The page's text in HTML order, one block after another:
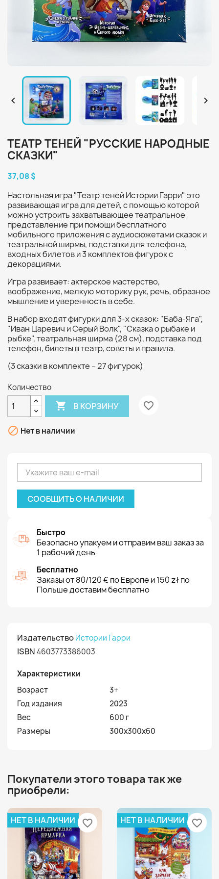
 
ТЕАТР ТЕНЕЙ "РУССКИЕ НАРОДНЫЕ
СКАЗКИ"
37,08 $
Настольная игра "Театр теней Истории Гарри" это
развивающая игра для детей, с помощью которой
можно устроить захватывающее театральное
представление при помощи бесплатного
мобильного приложения с аудиосюжетами сказок и
театральной ширмы, подставки для телефона,
входных билетов и 3 комплектов фигурок с
декорациями.
Игра развивает: актерское мастерство,
воображение, мелкую моторику рук, речь, образное
мышление и уверенность в себе.
В набор входят фигурки для 3-х сказок: "Баба-Яга",
"Иван Царевич и Серый Волк", "Сказка о рыбаке и
рыбке", театральная ширма (28 см), подставка под
телефон, билеты в театр, советы и правила.
(3 сказки в комплекте – 27 фигурок)
Количество
 В КОРЗИНУ favorite_border
 Нет в наличии
СООБЩИТЬ О НАЛИЧИИ
Быстро
Безопасно упакуем и отправим ваш заказ за
1 рабочий день
Бесплатно
Заказы от 80/120 € по Европе и 150 zł по
Польше доставим бесплатно
ИздательствоИстории Гарри
ISBN4603773386003
Характеристики
Возраст
3+
Год издания
2023
Вес
600 г
Размеры
300x300x60
Покупатели этого товара так же
приобрели:
НЕТ В НАЛИЧИИ favorite_border НЕТ В НАЛИЧИИ favorite_border